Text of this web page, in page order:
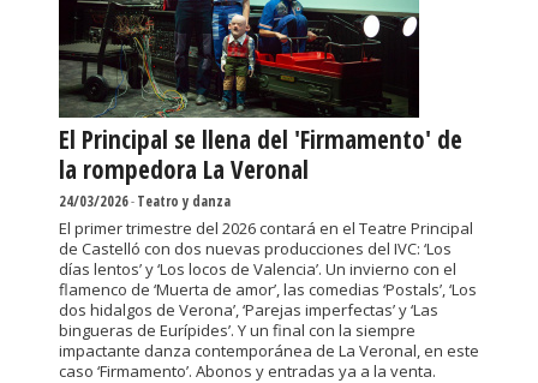
El Principal se llena del 'Firmamento' de
la rompedora La Veronal
24/03/2026-Teatro y danza
El primer trimestre del 2026 contará en el Teatre Principal
de Castelló con dos nuevas producciones del IVC: ‘Los
días lentos’ y ‘Los locos de Valencia’. Un invierno con el
flamenco de ‘Muerta de amor’, las comedias ‘Postals’, ‘Los
dos hidalgos de Verona’, ‘Parejas imperfectas’ y ‘Las
bingueras de Eurípides’. Y un final con la siempre
impactante danza contemporánea de La Veronal, en este
caso ‘Firmamento’. Abonos y entradas ya a la venta.